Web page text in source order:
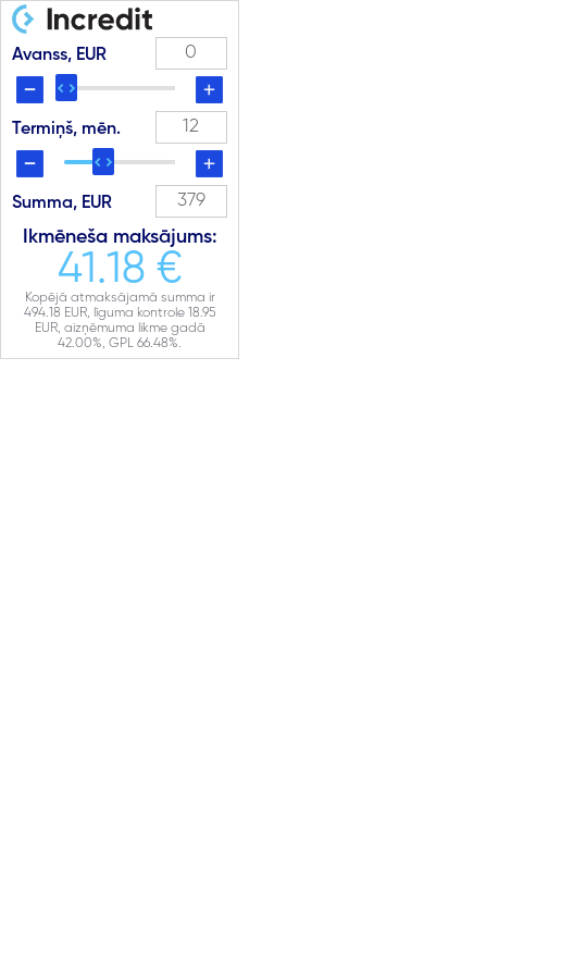
Avanss, EUR
Termiņš, mēn.
Summa, EUR
Ikmēneša maksājums:
41.18 €
Kopējā atmaksājamā summa ir
494.18 EUR, līguma kontrole 18.95
EUR, aizņēmuma likme gadā
42.00%, GPL 66.48%.